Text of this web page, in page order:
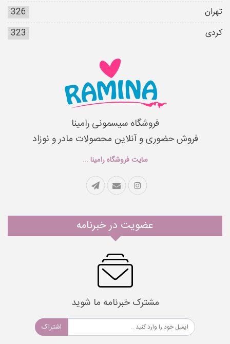
تهران
326
کردی
323
فروشگاه سیسمونی رامینا
فروش حضوری و آنلاین محصولات مادر و نوزاد
سایت فروشگاه رامینا ...
عضویت در خبرنامه
مشترک خبرنامه ما شوید
اشتراک